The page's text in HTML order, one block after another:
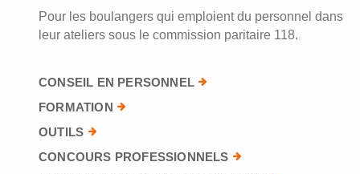
Pour les boulangers qui emploient du personnel dans
leur ateliers sous le commission paritaire 118.
CONSEIL EN PERSONNEL
FORMATION
OUTILS
CONCOURS PROFESSIONNELS